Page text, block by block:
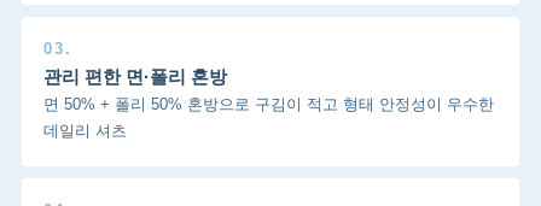
03.
관리 편한 면·폴리 혼방
면 50% + 폴리 50% 혼방으로 구김이 적고 형태 안정성이 우수한
데일리 셔츠